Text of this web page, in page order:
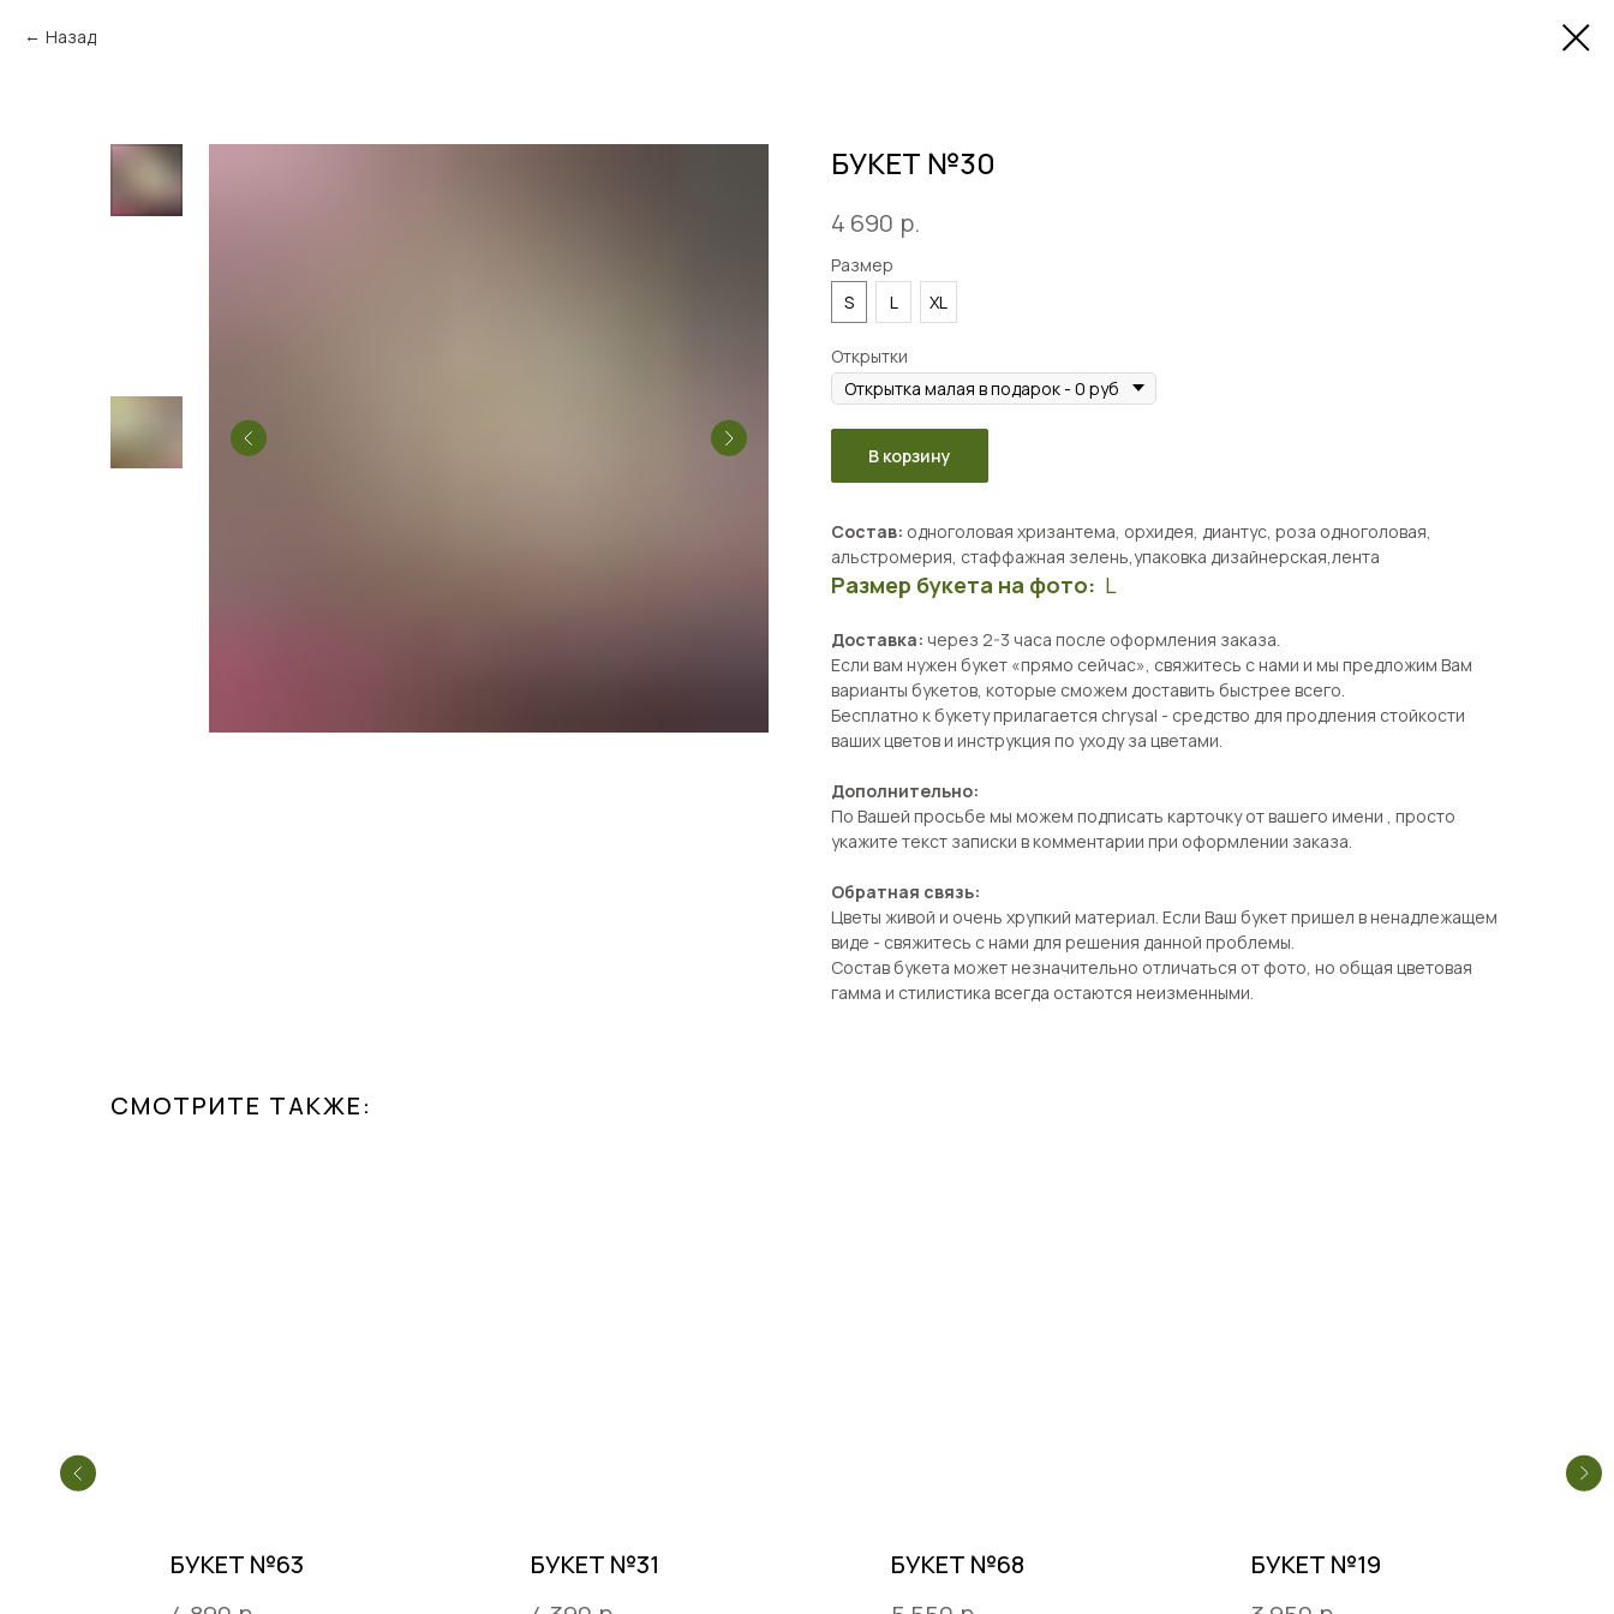
Назад
БУКЕТ №30
4 690 р.
Размер
S
L XL
Открытки
В корзину
Состав: одноголовая хризантема, орхидея, диантус, роза одноголовая,
альстромерия, стаффажная зелень,упаковка дизайнерская,лента
Размер букета на фото: L
Доставка: через 2-3 часа после оформления заказа.
Если вам нужен букет «прямо сейчас», свяжитесь с нами и мы предложим Вам
варианты букетов, которые сможем доставить быстрее всего.
Бесплатно к букету прилагается chrysal - средство для продления стойкости
ваших цветов и инструкция по уходу за цветами.
Дополнительно:
По Вашей просьбе мы можем подписать карточку от вашего имени , просто
укажите текст записки в комментарии при оформлении заказа.
Обратная связь:
Цветы живой и очень хрупкий материал. Если Ваш букет пришел в ненадлежащем
виде - свяжитесь с нами для решения данной проблемы.
Состав букета может незначительно отличаться от фото, но общая цветовая
гамма и стилистика всегда остаются неизменными.
СМОТРИТЕ ТАКЖЕ:
БУКЕТ №63
БУКЕТ №31
БУКЕТ №68
БУКЕТ №19